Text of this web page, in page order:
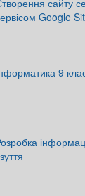
сайту
Google
9